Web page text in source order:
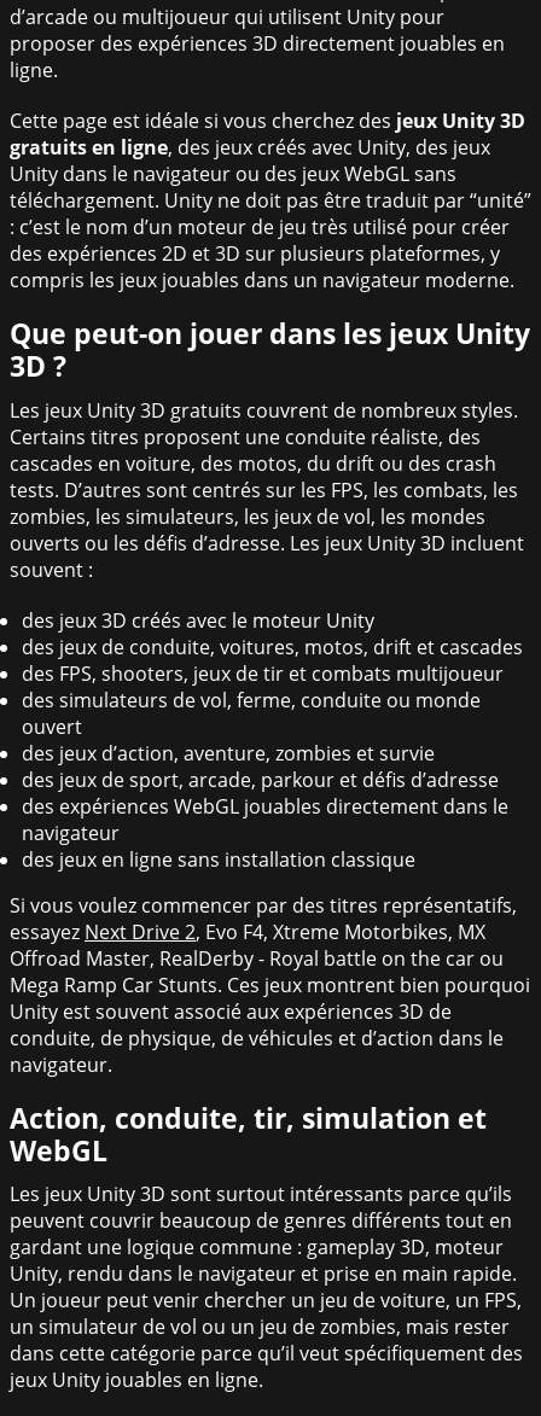
d’arcade ou multijoueur qui utilisent Unity pour
proposer des expériences 3D directement jouables en
ligne.
Cette page est idéale si vous cherchez des jeux Unity 3D
gratuits en ligne, des jeux créés avec Unity, des jeux
Unity dans le navigateur ou des jeux WebGL sans
téléchargement. Unity ne doit pas être traduit par “unité”
: c’est le nom d’un moteur de jeu très utilisé pour créer
des expériences 2D et 3D sur plusieurs plateformes, y
compris les jeux jouables dans un navigateur moderne.
Que peut-on jouer dans les jeux Unity
3D ?
Les jeux Unity 3D gratuits couvrent de nombreux styles.
Certains titres proposent une conduite réaliste, des
cascades en voiture, des motos, du drift ou des crash
tests. D’autres sont centrés sur les FPS, les combats, les
zombies, les simulateurs, les jeux de vol, les mondes
ouverts ou les défis d’adresse. Les jeux Unity 3D incluent
souvent :
des jeux 3D créés avec le moteur Unity
des jeux de conduite, voitures, motos, drift et cascades
des FPS, shooters, jeux de tir et combats multijoueur
des simulateurs de vol, ferme, conduite ou monde
ouvert
des jeux d’action, aventure, zombies et survie
des jeux de sport, arcade, parkour et défis d’adresse
des expériences WebGL jouables directement dans le
navigateur
des jeux en ligne sans installation classique
Si vous voulez commencer par des titres représentatifs,
essayez Next Drive 2, Evo F4, Xtreme Motorbikes, MX
Offroad Master, RealDerby - Royal battle on the car ou
Mega Ramp Car Stunts. Ces jeux montrent bien pourquoi
Unity est souvent associé aux expériences 3D de
conduite, de physique, de véhicules et d’action dans le
navigateur.
Action, conduite, tir, simulation et
WebGL
Les jeux Unity 3D sont surtout intéressants parce qu’ils
peuvent couvrir beaucoup de genres différents tout en
gardant une logique commune : gameplay 3D, moteur
Unity, rendu dans le navigateur et prise en main rapide.
Un joueur peut venir chercher un jeu de voiture, un FPS,
un simulateur de vol ou un jeu de zombies, mais rester
dans cette catégorie parce qu’il veut spécifiquement des
jeux Unity jouables en ligne.